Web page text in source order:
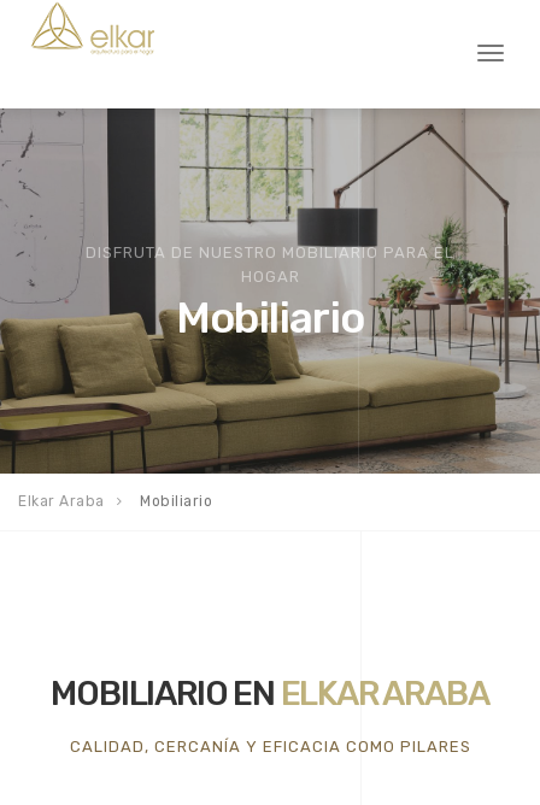
Toggle
DISFRUTA DE NUESTRO MOBILIARIO PARA EL
HOGAR
Mobiliario
Elkar Araba Mobiliario
MOBILIARIO EN ELKAR ARABA
CALIDAD, CERCANÍA Y EFICACIA COMO PILARES